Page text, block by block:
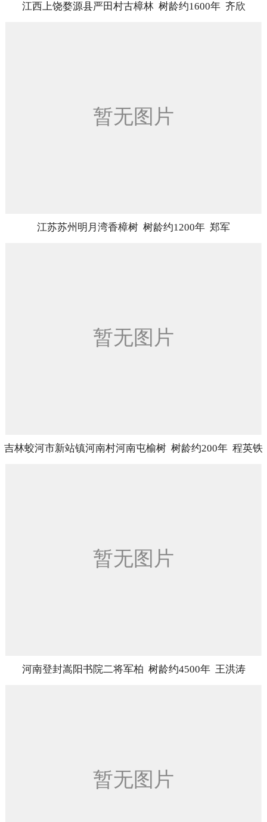
江西上饶婺源县严田村古樟林 树龄约1600年 齐欣
江苏苏州明月湾香樟树 树龄约1200年 郑军
吉林蛟河市新站镇河南村河南屯榆树 树龄约200年 程英铁
河南登封嵩阳书院二将军柏 树龄约4500年 王洪涛